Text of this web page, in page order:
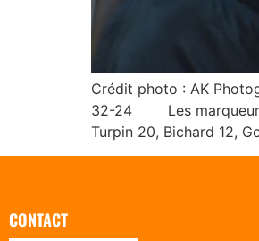
Crédit photo : AK
32-24 Les
Turpin 20, Bichard 12,
CONTACT